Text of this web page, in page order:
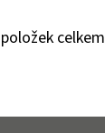
O
Á
položek celkem